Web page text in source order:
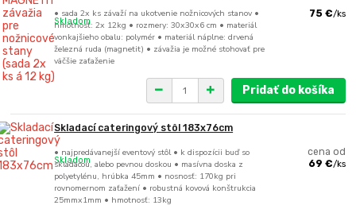
• sada 2x ks závaží na ukotvenie nožnicových stanov •
hmotnosť: 2x 12kg • rozmery: 30x30x6 cm • materiál
vonkajšieho obalu: polymér • materiál náplne: drvená
železná ruda (magnetit) • závažia je možné stohovať pre
väčšie zaťaženie
75 €/ks
Skladom
Pridať do košíka
Skladací cateringový stôl 183x76cm
• najpredávanejší eventový stôl • k dispozícii buď so
skladacou, alebo pevnou doskou • masívna doska z
polyetylénu, hrúbka 45mm • nosnosť: 170kg pri
rovnomernom zaťažení • robustná kovová konštrukcia
25mmx1mm • hmotnosť: 13kg
cena od
69 €/ks
Skladom